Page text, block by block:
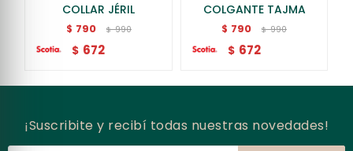
COLLAR JÉRIL
$ 790 $ 990
$ 672
COLGANTE TAJMA
$ 790 $ 990
$ 672
¡Suscribite y recibí todas nuestras novedades!